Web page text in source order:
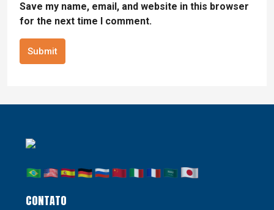
Save my name, email, and website in this browser
for the next time I comment.
Submit
CONTATO